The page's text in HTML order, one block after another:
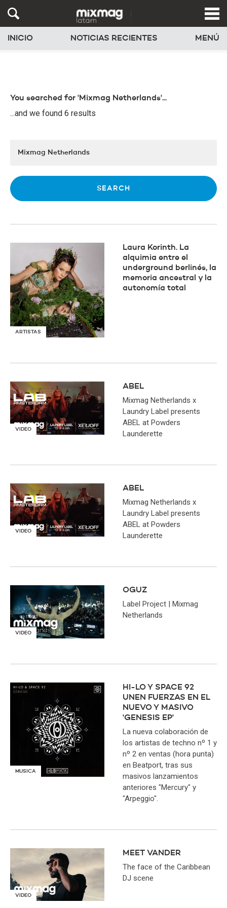
INICIO NOTICIAS RECIENTES MENÚ
You searched for 'Mixmag Netherlands'...
...and we found 6 results
ARTISTAS
Laura Korinth. La
alquimia entre el
underground berlinés, la
memoria ancestral y la
autonomía total
VIDEO
ABEL
Mixmag Netherlands x
Laundry Label presents
ABEL at Powders
Launderette
VIDEO
ABEL
Mixmag Netherlands x
Laundry Label presents
ABEL at Powders
Launderette
VIDEO
OGUZ
Label Project | Mixmag
Netherlands
MUSICA
HI-LO Y SPACE 92
UNEN FUERZAS EN EL
NUEVO Y MASIVO
'GENESIS EP'
La nueva colaboración de
los artistas de techno nº 1 y
nº 2 en ventas (hora punta)
en Beatport, tras sus
masivos lanzamientos
anteriores "Mercury" y
"Arpeggio".
VIDEO
MEET VANDER
The face of the Caribbean
DJ scene